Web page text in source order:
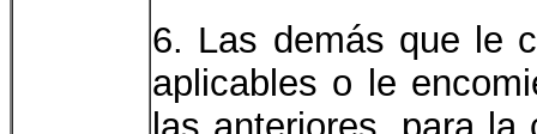
6. Las demás que le
aplicables o le